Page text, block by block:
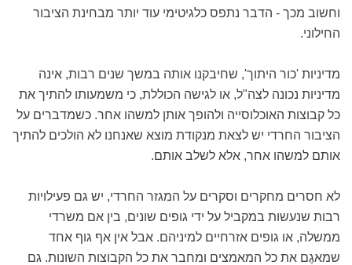
וחשוב מכך - הדבר נתפס כלגיטימי עוד יותר מבחינת הציבור
החילוני.
מדיניות 'כור היתוך', שחיבקנו אותה במשך שנים רבות, אינה
מדיניות נכונה לצה"ל, או לגישה הכוללת, כי משמעותו להתיך את
כל קבוצות האוכלוסייה ולהופך אותן למשהו אחר. כשמדברים על
הציבור החרדי יש לצאת מנקודת מוצא שאנחנו לא הולכים להתיך
אותם למשהו אחר, אלא לשלב אותם.
לא חסרים מחקרים וסקרים על המגזר החרדי, יש גם פעילויות
רבות שנעשות במקביל על ידי גופים שונים, בין אם משרדי
ממשלה, או גופים אזרחיים למיניהם. אבל אין אף גוף אחד
שמאגֶם את כל המאמצים ומחבר את כל הקבוצות השונות. גם